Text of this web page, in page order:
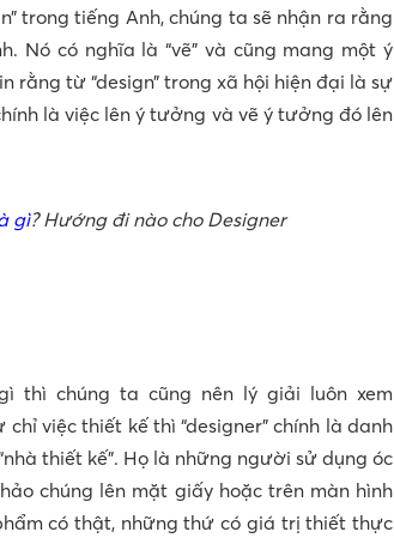
trong tiếng Anh, chúng ta sẽ nhận ra rằng
Nó có nghĩa là “vẽ” và cũng mang một ý
rằng từ “design” trong xã hội hiện đại là sự
là việc lên ý tưởng và vẽ ý tưởng đó lên
gì? Hướng đi nào cho Designer
thì chúng ta cũng nên lý giải luôn xem
chỉ việc thiết kế thì “designer” chính là danh
thiết kế”. Họ là những người sử dụng óc
chúng lên mặt giấy hoặc trên màn hình
có thật, những thứ có giá trị thiết thực